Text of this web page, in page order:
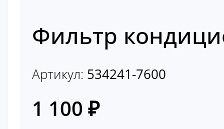
Фильтр
Артикул: 534241-7600
1 100 ₽